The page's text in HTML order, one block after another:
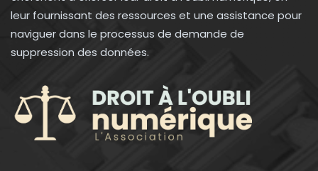
leur fournissant des ressources et une assistance pour
naviguer dans le processus de demande de
suppression des données.